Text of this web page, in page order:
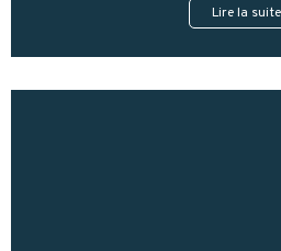
Lire la suite